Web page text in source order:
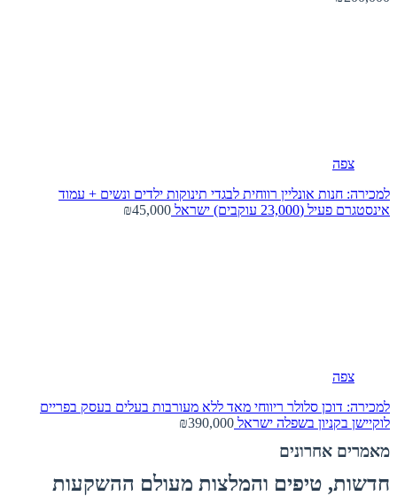
צפה
למכירה: חנות אונליין רווחית לבגדי תינוקות ילדים ונשים + עמוד
אינסטגרם פעיל (23,000 עוקבים)
ישראל ₪45,000
צפה
למכירה: דוכן סלולר ריווחי מאד ללא מעורבות בעלים בעסק בפריים
לוקיישן בקניון בשפלה ישראל ₪390,000
מאמרים אחרונים
חדשות, טיפים והמלצות מעולם ההשקעות